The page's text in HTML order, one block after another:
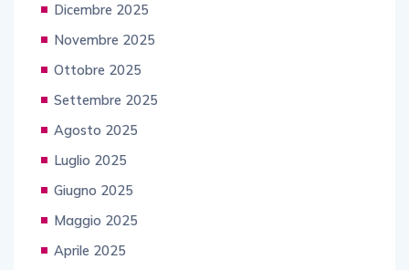
Dicembre 2025
Novembre 2025
Ottobre 2025
Settembre 2025
Agosto 2025
Luglio 2025
Giugno 2025
Maggio 2025
Aprile 2025